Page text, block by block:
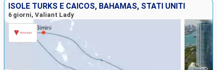
ISOLE TURKS E CAICOS, BAHAMAS, STATI UNITI
6 giorni, Valiant Lady